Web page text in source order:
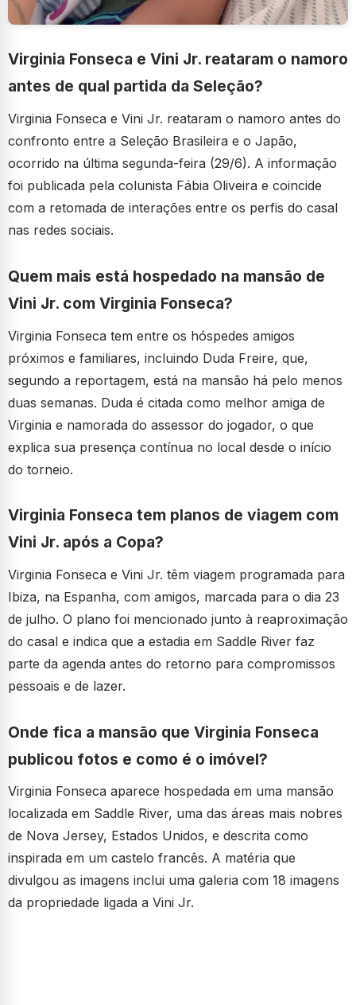
Virginia Fonseca e Vini Jr. reataram o namoro
antes de qual partida da Seleção?
Virginia Fonseca e Vini Jr. reataram o namoro antes do
confronto entre a Seleção Brasileira e o Japão,
ocorrido na última segunda-feira (29/6). A informação
foi publicada pela colunista Fábia Oliveira e coincide
com a retomada de interações entre os perfis do casal
nas redes sociais.
Quem mais está hospedado na mansão de
Vini Jr. com Virginia Fonseca?
Virginia Fonseca tem entre os hóspedes amigos
próximos e familiares, incluindo Duda Freire, que,
segundo a reportagem, está na mansão há pelo menos
duas semanas. Duda é citada como melhor amiga de
Virginia e namorada do assessor do jogador, o que
explica sua presença contínua no local desde o início
do torneio.
Virginia Fonseca tem planos de viagem com
Vini Jr. após a Copa?
Virginia Fonseca e Vini Jr. têm viagem programada para
Ibiza, na Espanha, com amigos, marcada para o dia 23
de julho. O plano foi mencionado junto à reaproximação
do casal e indica que a estadia em Saddle River faz
parte da agenda antes do retorno para compromissos
pessoais e de lazer.
Onde fica a mansão que Virginia Fonseca
publicou fotos e como é o imóvel?
Virginia Fonseca aparece hospedada em uma mansão
localizada em Saddle River, uma das áreas mais nobres
de Nova Jersey, Estados Unidos, e descrita como
inspirada em um castelo francês. A matéria que
divulgou as imagens inclui uma galeria com 18 imagens
da propriedade ligada a Vini Jr.